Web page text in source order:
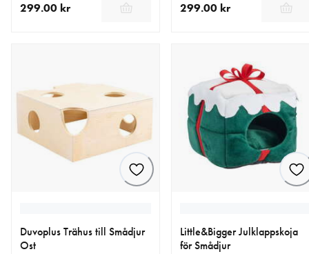
299.00 kr 299.00 kr
Duvoplus Trähus till Smådjur
Ost
Little&Bigger Julklappskoja
för Smådjur